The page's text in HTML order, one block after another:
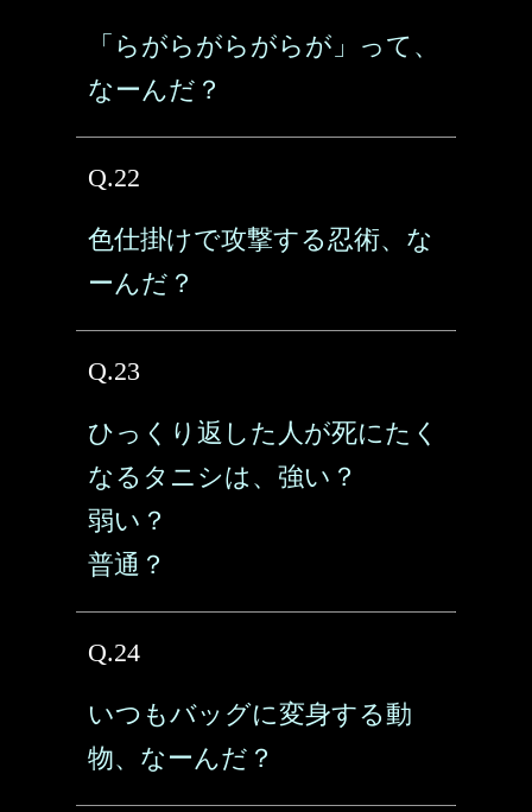
「らがらがらがらが」って、
なーんだ？
Q.22
色仕掛けで攻撃する忍術、な
ーんだ？
Q.23
ひっくり返した人が死にたく
なるタニシは、強い？
弱い？
普通？
Q.24
いつもバッグに変身する動
物、なーんだ？